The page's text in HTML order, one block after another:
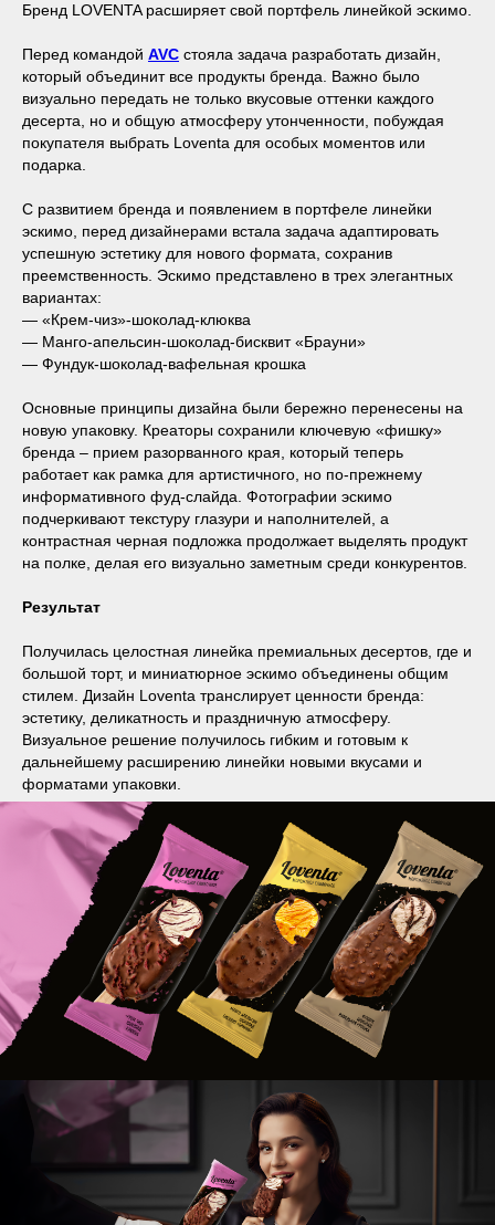
Бренд LOVENTA расширяет свой портфель линейкой эскимо.
Перед командой AVC стояла задача разработать дизайн,
который объединит все продукты бренда. Важно было
визуально передать не только вкусовые оттенки каждого
десерта, но и общую атмосферу утонченности, побуждая
покупателя выбрать Loventa для особых моментов или
подарка.
С развитием бренда и появлением в портфеле линейки
эскимо, перед дизайнерами встала задача адаптировать
успешную эстетику для нового формата, сохранив
преемственность. Эскимо представлено в трех элегантных
вариантах:
— «Крем-чиз»-шоколад-клюква
— Манго-апельсин-шоколад-бисквит «Брауни»
— Фундук-шоколад-вафельная крошка
Основные принципы дизайна были бережно перенесены на
новую упаковку. Креаторы сохранили ключевую «фишку»
бренда – прием разорванного края, который теперь
работает как рамка для артистичного, но по-прежнему
информативного фуд-слайда. Фотографии эскимо
подчеркивают текстуру глазури и наполнителей, а
контрастная черная подложка продолжает выделять продукт
на полке, делая его визуально заметным среди конкурентов.
Результат
Получилась целостная линейка премиальных десертов, где и
большой торт, и миниатюрное эскимо объединены общим
стилем. Дизайн Loventa транслирует ценности бренда:
эстетику, деликатность и праздничную атмосферу.
Визуальное решение получилось гибким и готовым к
дальнейшему расширению линейки новыми вкусами и
форматами упаковки.